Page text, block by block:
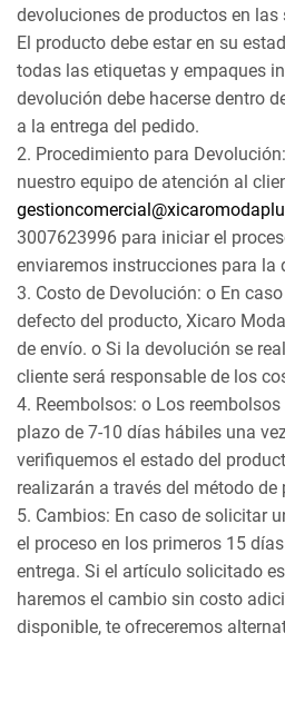
devoluciones de productos en
El producto debe estar en su
todas las etiquetas y empaques
devolución debe hacerse dentro
a la entrega del pedido.
2. Procedimiento para
nuestro equipo de atención al
3007623996 para iniciar el
enviaremos instrucciones para la
3. Costo de Devolución: o En
defecto del producto, Xicaro
de envío. o Si la devolución se
cliente será responsable de los
4. Reembolsos: o Los
plazo de 7-10 días hábiles una
verifiquemos el estado del
realizarán a través del método de
5. Cambios: En caso de solicitar
el proceso en los primeros 15
entrega. Si el artículo solicitado
haremos el cambio sin costo
disponible, te ofreceremos